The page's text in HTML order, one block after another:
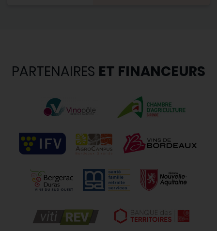
PARTENAIRES ET FINANCEURS